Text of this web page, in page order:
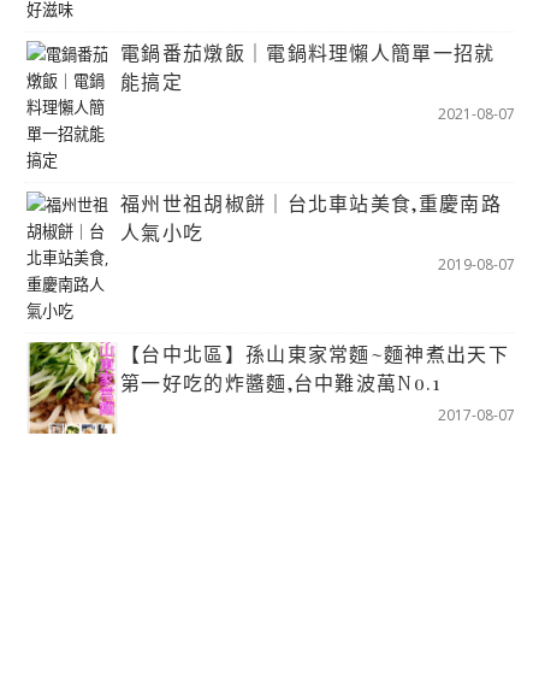
電鍋番茄燉飯｜電鍋料理懶人簡單一招就
能搞定
2021-08-07
福州世祖胡椒餅｜台北車站美食,重慶南路
人氣小吃
2019-08-07
【台中北區】孫山東家常麵~麵神煮出天下
第一好吃的炸醬麵,台中難波萬No.1
2017-08-07